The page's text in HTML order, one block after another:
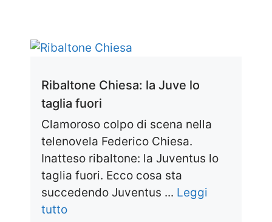
Ribaltone Chiesa: la Juve lo
taglia fuori
Clamoroso colpo di scena nella
telenovela Federico Chiesa.
Inatteso ribaltone: la Juventus lo
taglia fuori. Ecco cosa sta
succedendo Juventus ... Leggi
tutto